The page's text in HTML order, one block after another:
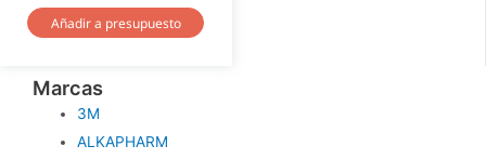
Añadir a presupuesto
Marcas
3M
ALKAPHARM